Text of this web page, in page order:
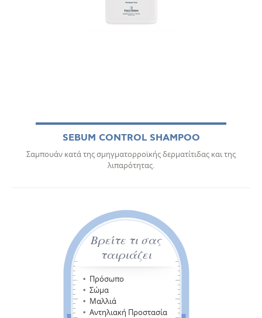
SEBUM CONTROL SHAMPOO
Σαμπουάν κατά της σμηγματορροϊκής δερματίτιδας και της
λιπαρότητας.
Βρείτε τι σας
ταιριάζει
Πρόσωπο
Σώμα
Μαλλιά
Αντηλιακή Προστασία